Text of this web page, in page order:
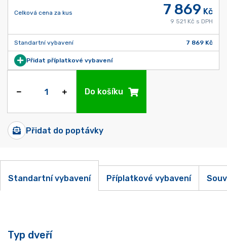
Celková cena za kus 7 869 Kč
9 521 Kč s DPH
Standartní vybavení 7 869 Kč
Přidat příplatkové vybavení
Do košíku
Přidat do poptávky
Standartní vybavení Příplatkové vybavení
Typ dveří